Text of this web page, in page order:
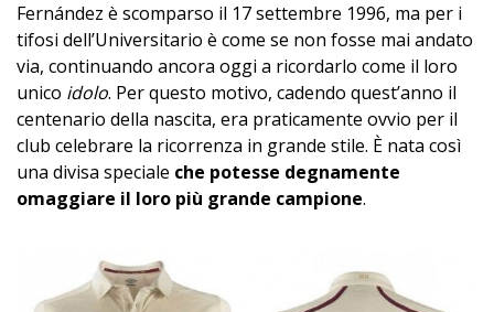
Fernández è scomparso il 17 settembre 1996, ma per i
tifosi dell’Universitario è come se non fosse mai andato
via, continuando ancora oggi a ricordarlo come il loro
unico idolo. Per questo motivo, cadendo quest’anno il
centenario della nascita, era praticamente ovvio per il
club celebrare la ricorrenza in grande stile. È nata così
una divisa speciale che potesse degnamente
omaggiare il loro più grande campione.